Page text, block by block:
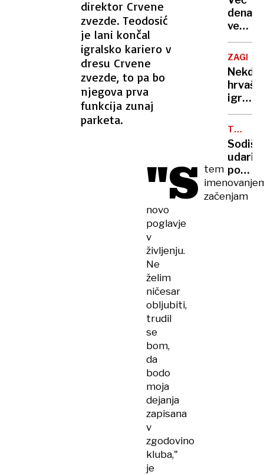
direktor Crvene
zvezde. Teodosić
je lani končal
igralsko kariero v
dresu Crvene
zvezde, to pa bo
njegova prva
funkcija zunaj
parketa.
"S tem
začenjam
novo
poglavje
v
življenju.
Ne
želim
ničesar
obljubiti,
trudil
se
bom,
da
bodo
moja
dejanja
zapisana
v
zgodovino
kluba,"
je
za
Sahel:
kritični
tudi
Španija
in
več
Kako
236
v
štirih
ZAGREB
igralka
in
mamo
lasala,
grizla
in
da ji
VELIKAN
udarilo
po
Meti: